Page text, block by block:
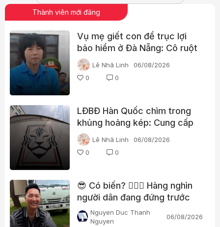
Thành viên mới đăng
Vụ mẹ giết con để trục lợi
bảo hiểm ở Đà Nẵng: Cô ruột
phát hiện dấu hiệu bất thường
Lê Nhã Linh
06/08/2026
0
0
LĐBĐ Hàn Quốc chìm trong
khủng hoảng kép: Cung cấp
gái gọi cho trọng tài, cảnh sát
đột kích trụ sở
Lê Nhã Linh
06/08/2026
0
0
😎 Có biến? 👮🏻‍♂️ Hàng nghìn
người dân đang đứng trước
nhà Huấn “hoa hồng”?
Nguyen Duc Thanh
Nguyen
06/08/2026